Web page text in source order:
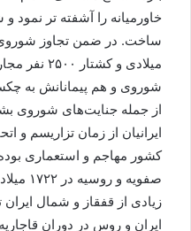
خاورمیانه را آشفته تر نمود
میلادی و
از جمله جنایت‌های شوروی
ایرانیان از زمان تزاریسم و
کشور مهاجم و استعماری
صفویه
زیادی از قفقاز و شمال
ایران و روس در دوران